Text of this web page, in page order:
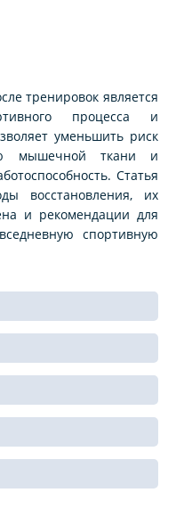
тренировок является
процесса и
уменьшить риск
мышечной ткани и
Статья
восстановления, их
и рекомендации для
спортивную